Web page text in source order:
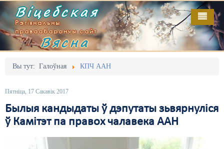
Віцебская
Рэгіянальны
праваабарончы сайт
Вясна
Вы тут: Галоўная КПЧ ААН
Пятніца, 17 Сакавік 2017
Былыя кандыдаты ў дэпутаты зьвярнуліся
ў Камітэт па правох чалавека ААН
Галоўная
Адміністрацыйны перасьлед
Безбар'ернае асяродзьдзе
Выбары
Грамадзянскія ініцыятывы
Выданьні
Кантакт
Пра нас